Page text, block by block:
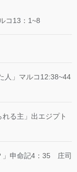
コ13：1~8
人」マルコ12:38~44
る主」出エジプト
」申命記4：35 庄司